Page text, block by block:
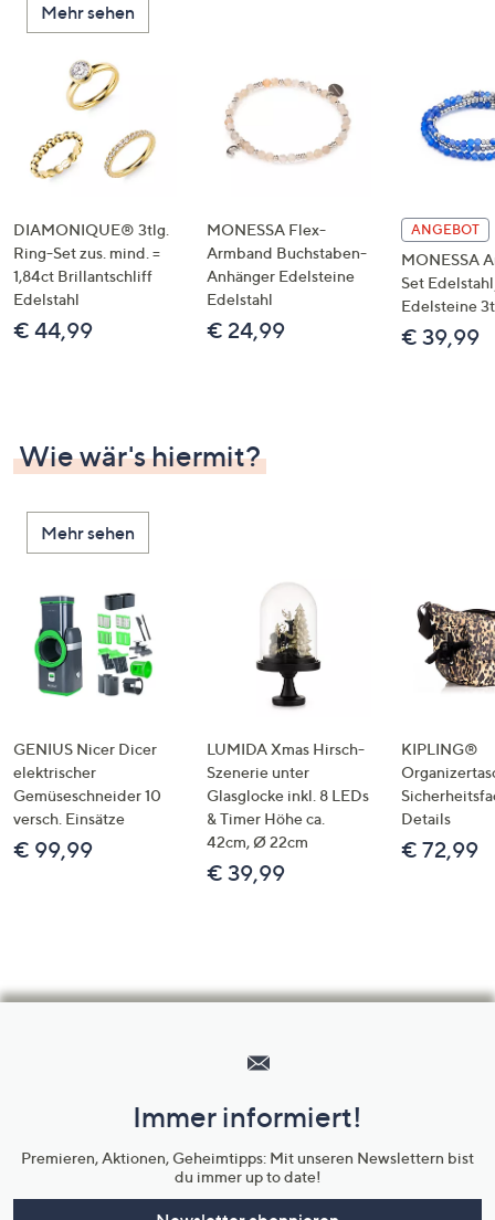
Mehr sehen
DIAMONIQUE® 3tlg.
Ring-Set zus. mind. =
1,84ct Brillantschliff
Edelstahl
€ 44,99
MONESSA Flex-
Armband Buchstaben-
Anhänger Edelsteine
Edelstahl
€ 24,99
ANGEBOT
MONESSA
Set
Edelsteine
€ 39,99
Wie wär's hiermit?
Mehr sehen
GENIUS Nicer Dicer
elektrischer
Gemüseschneider 10
versch. Einsätze
€ 99,99
LUMIDA Xmas Hirsch-
Szenerie unter
Glasglocke inkl. 8 LEDs
& Timer Höhe ca.
42cm, Ø 22cm
€ 39,99
KIPLING®
Details
€ 72,99
Unternehmensinformationen
Immer informiert!
Premieren, Aktionen, Geheimtipps: Mit unseren Newslettern bist
du immer up to date!